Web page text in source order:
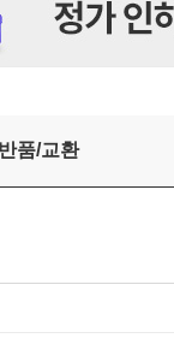
품/교환